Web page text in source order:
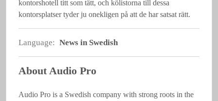
kontorshotell titt som tätt, och kölistorna till dessa
kontorsplatser tyder ju onekligen på att de har satsat rätt.
Language: News in Swedish
About Audio Pro
Audio Pro is a Swedish company with strong roots in the